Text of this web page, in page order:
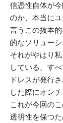
信憑性自体が
のか、本当に
言うこの抜本
的なソリュー
それがやはり
している、す
ドレスが発行
した際にオン
これが今回の
透明性を保つ